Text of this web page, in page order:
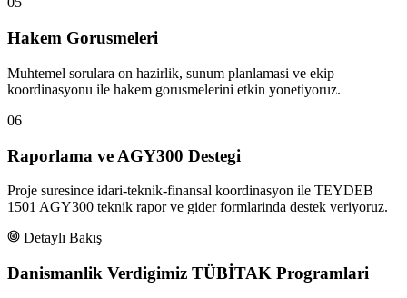
Hakem Gorusmeleri
Muhtemel sorulara on hazirlik, sunum planlamasi ve ekip
koordinasyonu ile hakem gorusmelerini etkin yonetiyoruz.
06
Raporlama ve AGY300 Destegi
Proje suresince idari-teknik-finansal koordinasyon ile TEYDEB
1501 AGY300 teknik rapor ve gider formlarinda destek veriyoruz.
Detaylı Bakış
Danismanlik Verdigimiz TÜBİTAK Programlari